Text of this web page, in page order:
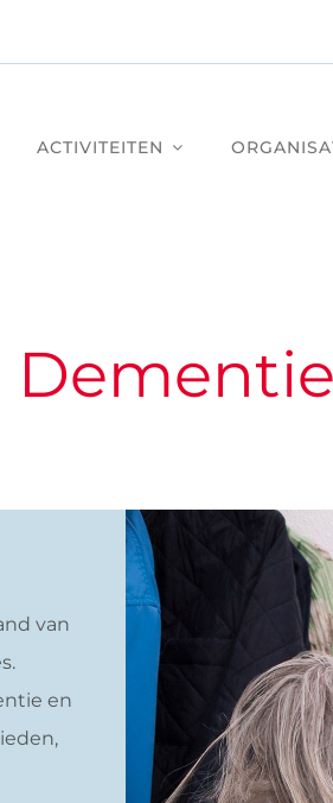
ACTIVITEITEN
van
en